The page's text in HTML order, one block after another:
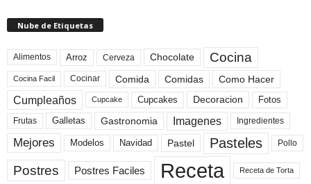
Nube de Etiquetas
Alimentos Arroz Cerveza Chocolate Cocina
Cocina Facil Cocinar Comida Comidas Como Hacer
Cumpleaños Cupcake Cupcakes Decoracion Fotos
Frutas Galletas Gastronomia Imagenes Ingredientes
Mejores Modelos Navidad Pastel Pasteles Pollo
Postres Postres Faciles Receta Receta de Torta